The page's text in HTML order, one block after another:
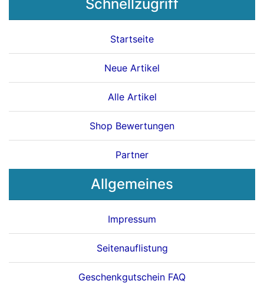
Schnellzugriff
Startseite
Neue Artikel
Alle Artikel
Shop Bewertungen
Partner
Allgemeines
Impressum
Seitenauflistung
Geschenkgutschein FAQ